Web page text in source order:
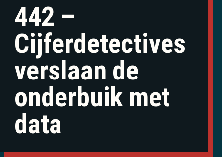
442 –
Cijferdetectives
verslaan de
onderbuik met
data